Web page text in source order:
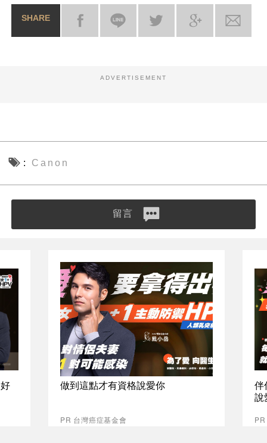
SHARE
ADVERTISEMENT
Canon
留言
做到這點才有資格說愛你
PR 台灣癌症基金會
伴
說